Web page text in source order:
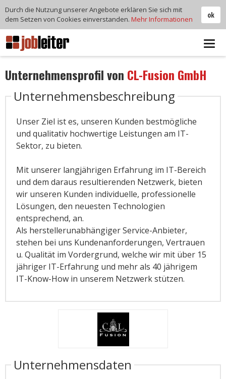
Unternehmensprofil von CL-Fusion GmbH
Unternehmensbeschreibung
Unser Ziel ist es, unseren Kunden bestmögliche
und qualitativ hochwertige Leistungen am IT-
Sektor, zu bieten.
Mit unserer langjährigen Erfahrung im IT-Bereich
und dem daraus resultierenden Netzwerk, bieten
wir unseren Kunden individuelle, professionelle
Lösungen, den neuesten Technologien
entsprechend, an.
Als herstellerunabhängiger Service-Anbieter,
stehen bei uns Kundenanforderungen, Vertrauen
u. Qualität im Vordergrund, welche wir mit über 15
jähriger IT-Erfahrung und mehr als 40 jährigem
IT-Know-How in unserem Netzwerk stützen.
Unternehmensdaten
ok
Durch die Nutzung unserer Angebote erklären Sie sich mit
dem Setzen von Cookies einverstanden. Mehr Informationen